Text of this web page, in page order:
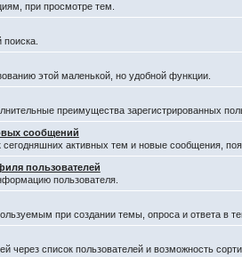
при просмотре тем.
этой маленькой, но удобной функции.
преимущества зарегистрированных
сообщений
сегодняшних активных тем и новые сообщения,
пользователей
пользователя.
при создании темы, опроса и ответа в
через список пользователей и возможность